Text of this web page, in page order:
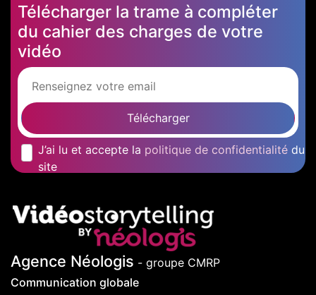
Télécharger la trame à compléter
du cahier des charges de votre
vidéo
Télécharger
J’ai lu et accepte la politique de confidentialité du
site
Agence Néologis - groupe CMRP
Communication globale